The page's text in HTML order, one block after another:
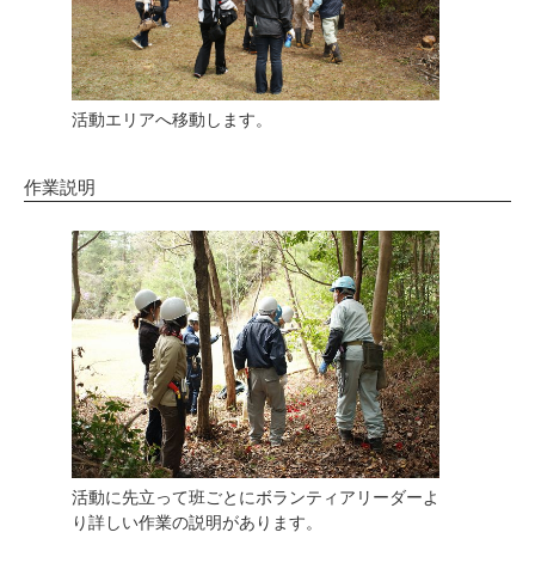
活動エリアへ移動します。
作業説明
活動に先立って班ごとにボランティアリーダーよ
り詳しい作業の説明があります。